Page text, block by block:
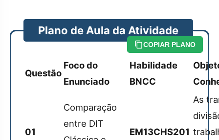
Plano de Aula da Atividade
COPIAR PLANO
Questão
Foco do
Enunciado
Habilidade
BNCC
01
Comparação
entre DIT
EM13CHS201
As